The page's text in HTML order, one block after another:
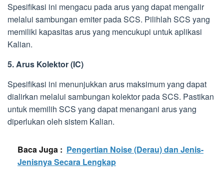
Spesifikasi ini mengacu pada arus yang dapat mengalir
melalui sambungan emiter pada SCS. Pilihlah SCS yang
memiliki kapasitas arus yang mencukupi untuk aplikasi
Kalian.
5. Arus Kolektor (IC)
Spesifikasi ini menunjukkan arus maksimum yang dapat
dialirkan melalui sambungan kolektor pada SCS. Pastikan
untuk memilih SCS yang dapat menangani arus yang
diperlukan oleh sistem Kalian.
Baca Juga : Pengertian Noise (Derau) dan Jenis-
Jenisnya Secara Lengkap